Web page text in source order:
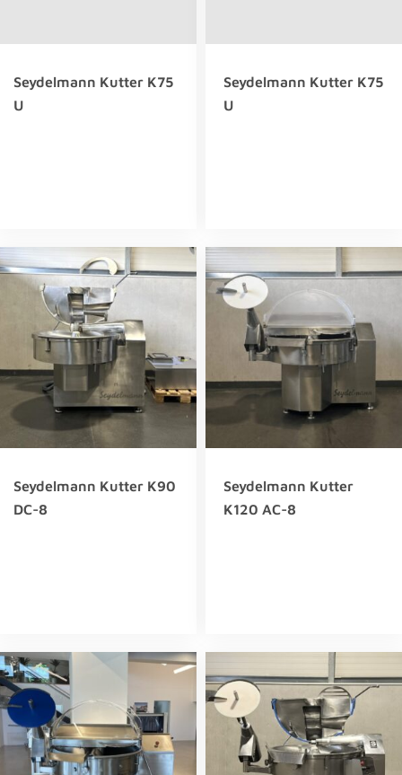
Seydelmann Kutter K75
U
Seydelmann Kutter K75
U
Seydelmann Kutter K90
DC-8
Seydelmann Kutter
K120 AC-8